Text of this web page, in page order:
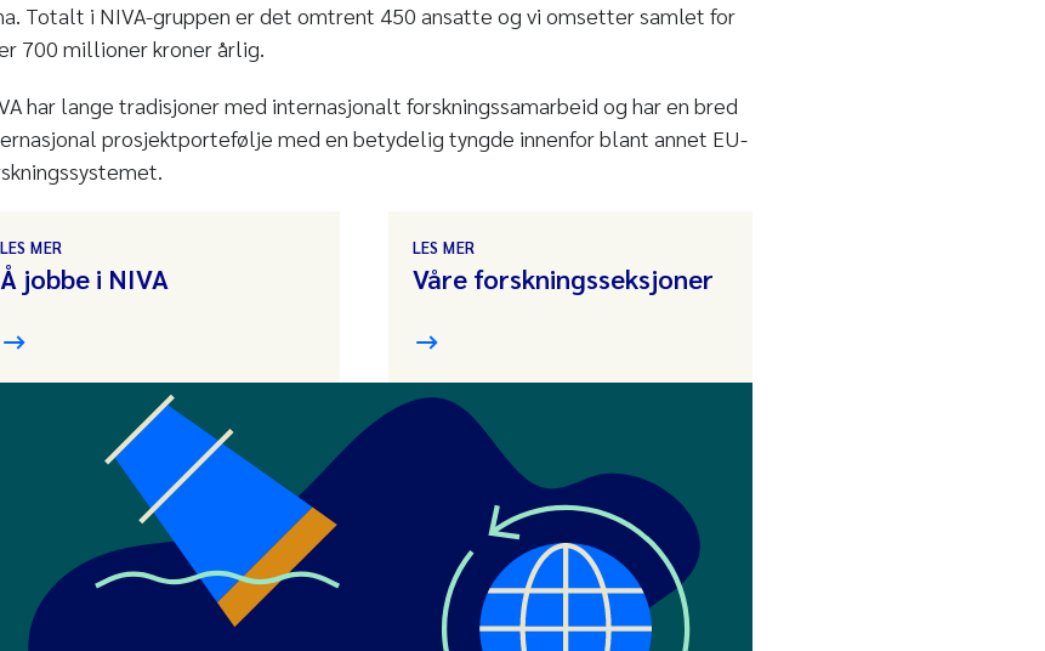
Totalt i NIVA-gruppen er det omtrent 450 ansatte og vi omsetter samlet for
700 millioner kroner årlig.
har lange tradisjoner med internasjonalt forskningssamarbeid og har en bred
prosjektportefølje med en betydelig tyngde innenfor blant annet EU-
LES MER
Å jobbe i NIVA
LES MER
Våre forskningsseksjoner